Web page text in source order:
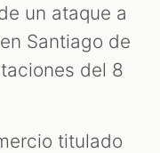
un ataque a
Santiago de
del 8
titulado